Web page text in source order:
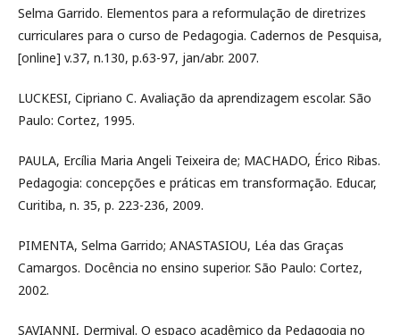
Selma Garrido. Elementos para a reformulação de diretrizes
curriculares para o curso de Pedagogia. Cadernos de Pesquisa,
[online] v.37, n.130, p.63-97, jan/abr. 2007.
LUCKESI, Cipriano C. Avaliação da aprendizagem escolar. São
Paulo: Cortez, 1995.
PAULA, Ercília Maria Angeli Teixeira de; MACHADO, Érico Ribas.
Pedagogia: concepções e práticas em transformação. Educar,
Curitiba, n. 35, p. 223-236, 2009.
PIMENTA, Selma Garrido; ANASTASIOU, Léa das Graças
Camargos. Docência no ensino superior. São Paulo: Cortez,
2002.
SAVIANNI, Dermival. O espaço acadêmico da Pedagogia no